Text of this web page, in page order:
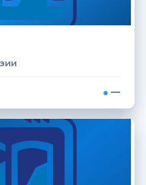
—